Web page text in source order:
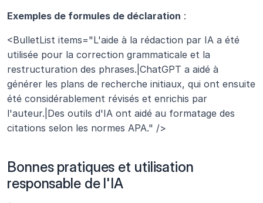
Exemples de formules de déclaration :
<BulletList items="L'aide à la rédaction par IA a été
utilisée pour la correction grammaticale et la
restructuration des phrases.|ChatGPT a aidé à
générer les plans de recherche initiaux, qui ont ensuite
été considérablement révisés et enrichis par
l'auteur.|Des outils d'IA ont aidé au formatage des
citations selon les normes APA." />
Bonnes pratiques et utilisation
responsable de l'IA